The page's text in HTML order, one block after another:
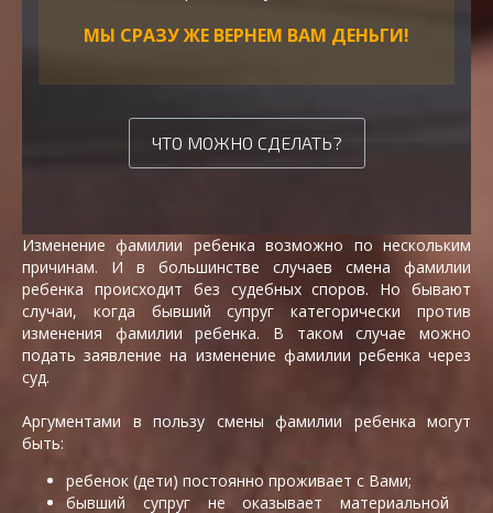
МЫ СРАЗУ ЖЕ ВЕРНЕМ ВАМ ДЕНЬГИ!
ЧТО МОЖНО СДЕЛАТЬ?
Изменение фамилии ребенка возможно по нескольким
причинам. И в большинстве случаев смена фамилии
ребенка происходит без судебных споров. Но бывают
случаи, когда бывший супруг категорически против
изменения фамилии ребенка. В таком случае можно
подать заявление на изменение фамилии ребенка через
суд.
Аргументами в пользу смены фамилии ребенка могут
быть:
ребенок (дети) постоянно проживает с Вами;
бывший супруг не оказывает материальной